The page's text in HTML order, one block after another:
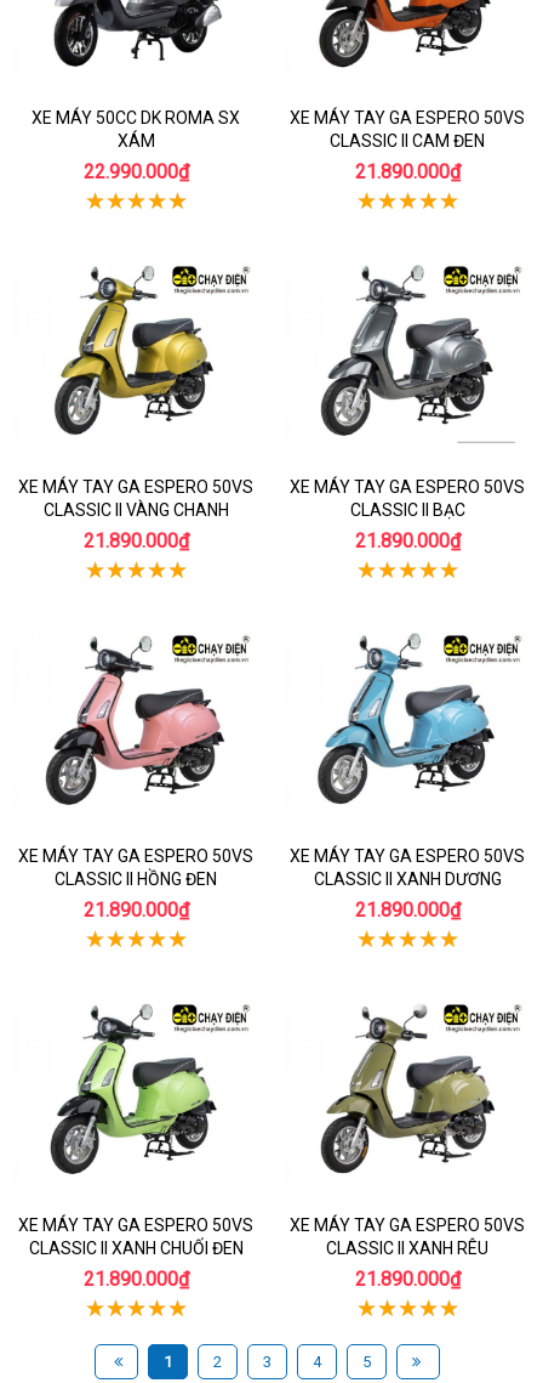
XE MÁY 50CC DK ROMA SX
XÁM
22.990.000₫
XE MÁY TAY GA ESPERO 50VS
CLASSIC II CAM ĐEN
21.890.000₫
XE MÁY TAY GA ESPERO 50VS
CLASSIC II VÀNG CHANH
21.890.000₫
XE MÁY TAY GA ESPERO 50VS
CLASSIC II BẠC
21.890.000₫
XE MÁY TAY GA ESPERO 50VS
CLASSIC II HỒNG ĐEN
21.890.000₫
XE MÁY TAY GA ESPERO 50VS
CLASSIC II XANH DƯƠNG
21.890.000₫
XE MÁY TAY GA ESPERO 50VS
CLASSIC II XANH CHUỐI ĐEN
21.890.000₫
XE MÁY TAY GA ESPERO 50VS
CLASSIC II XANH RÊU
21.890.000₫
1 2 3 4 5